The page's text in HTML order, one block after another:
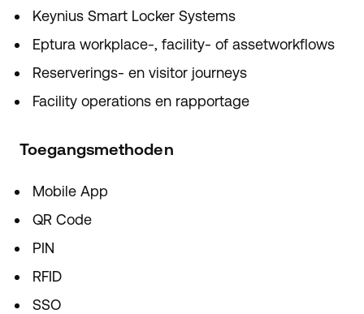
Keynius Smart Locker Systems
Eptura workplace-, facility- of assetworkflows
Reserverings- en visitor journeys
Facility operations en rapportage
Toegangsmethoden
Mobile App
QR Code
PIN
RFID
SSO